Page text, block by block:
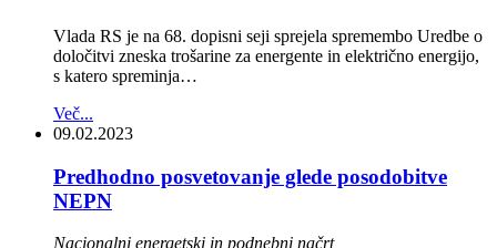
Vlada RS je na 68. dopisni seji sprejela spremembo Uredbe o
določitvi zneska trošarine za energente in električno energijo,
s katero spreminja…
Več...
09.02.2023
Predhodno posvetovanje glede posodobitve
NEPN
Nacionalni energetski in podnebni načrt